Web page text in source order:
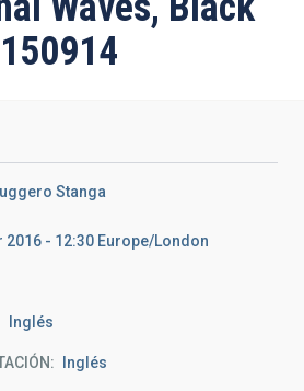
Stanga
2016 - 12:30 Europe/London
Inglés
Inglés